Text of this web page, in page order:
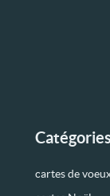
Catégories
cartes de